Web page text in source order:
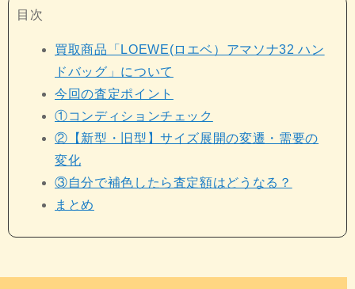
目次
買取商品「LOEWE(ロエベ）アマソナ32 ハン
ドバッグ」について
今回の査定ポイント
①コンディションチェック
②【新型・旧型】サイズ展開の変遷・需要の
変化
③自分で補色したら査定額はどうなる？
まとめ